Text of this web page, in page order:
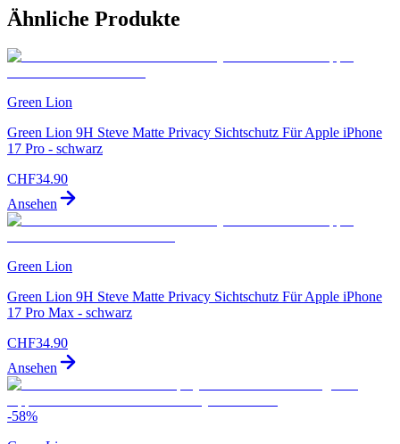
Ähnliche Produkte
Green Lion
Green Lion 9H Steve Matte Privacy Sichtschutz Für Apple iPhone
17 Pro - schwarz
CHF34.90
Ansehen
Green Lion
Green Lion 9H Steve Matte Privacy Sichtschutz Für Apple iPhone
17 Pro Max - schwarz
CHF34.90
Ansehen
-58%